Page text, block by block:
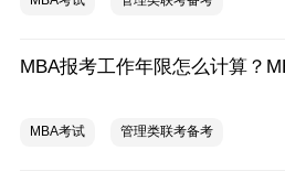
MBA考试 管理类联考备考